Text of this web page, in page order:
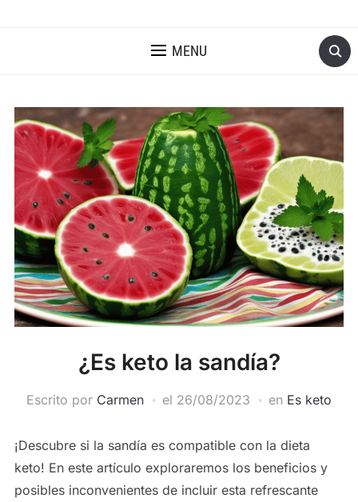
MENU
¿Es keto la sandía?
Escrito por Carmen el 26/08/2023 en Es keto
¡Descubre si la sandía es compatible con la dieta
keto! En este artículo exploraremos los beneficios y
posibles inconvenientes de incluir esta refrescante